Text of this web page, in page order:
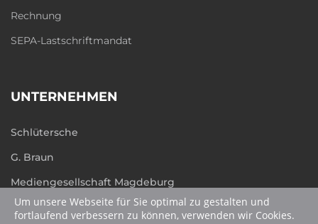
Rechnung
SEPA-Lastschriftmandat
UNTERNEHMEN
Schlütersche
G. Braun
Mediengesellschaft Magdeburg
humboldt.de
Um unsere Webseite für Sie optimal zu gestalten und
fortlaufend verbessern zu können, verwenden wir Cookies.